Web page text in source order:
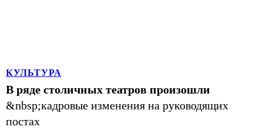
КУЛЬТУРА
В ряде столичных театров произошли
&nbsp;кадровые изменения на руководящих
постах